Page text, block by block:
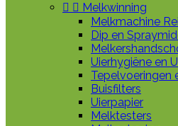
  Melkwinning
Melkmachine
Dip en
Uierhygiëne en
Tepelvoeringen
Buisfilters
Uierpapier
Melktesters